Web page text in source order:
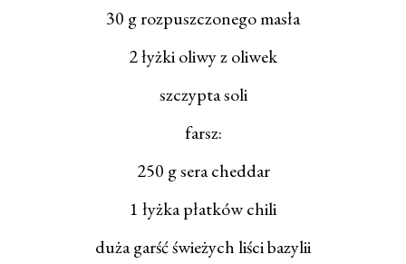
30 g rozpuszczonego masła
2 łyżki oliwy z oliwek
szczypta soli
farsz:
250 g sera cheddar
1 łyżka płatków chili
duża garść świeżych liści bazylii